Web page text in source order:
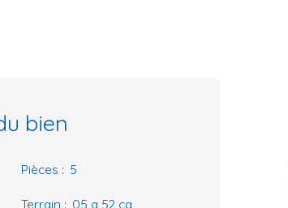
bien
Pièces : 5
Terrain : 05 a 52 ca